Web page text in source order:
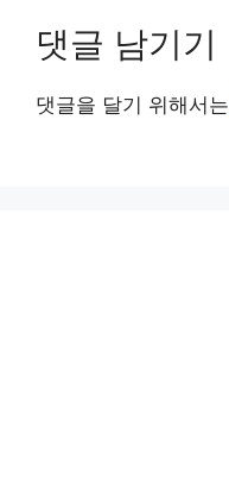
댓글 남기기
댓글을 달기 위해서는